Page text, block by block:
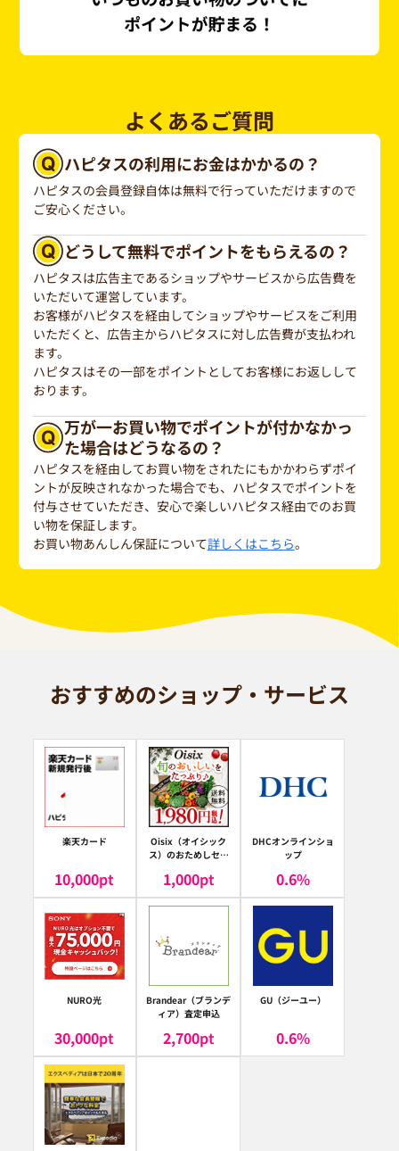
よくあるご質問
ハピタスの利用にお金はかかるの？
ハピタスの会員登録自体は無料で行っていただけますので
ご安心ください。
どうして無料でポイントをもらえるの？
ハピタスは広告主であるショップやサービスから広告費を
いただいて運営しています。
お客様がハピタスを経由してショップやサービスをご利用
いただくと、広告主からハピタスに対し広告費が支払われ
ます。
ハピタスはその一部をポイントとしてお客様にお返しして
おります。
万が一お買い物でポイントが付かなかっ
た場合はどうなるの？
ハピタスを経由してお買い物をされたにもかかわらずポイ
ントが反映されなかった場合でも、ハピタスでポイントを
付与させていただき、安心で楽しいハピタス経由でのお買
い物を保証します。
お買い物あんしん保証について詳しくはこちら。
おすすめのショップ・サービス
楽天カード
10,000pt
Oisix（オイシック
ス）のおためしセッ
1,000pt
DHCオンラインショ
ップ
0.6%
NURO光
30,000pt
Brandear（ブランデ
ィア）査定申込
2,700pt
GU（ジーユー）
0.6%